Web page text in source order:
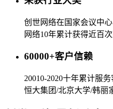
创世网络在国家会议中
网络10年累计获得近百
60000+客户信赖
20010-2020十年累计服
恒大集团/北京大学/韩丽